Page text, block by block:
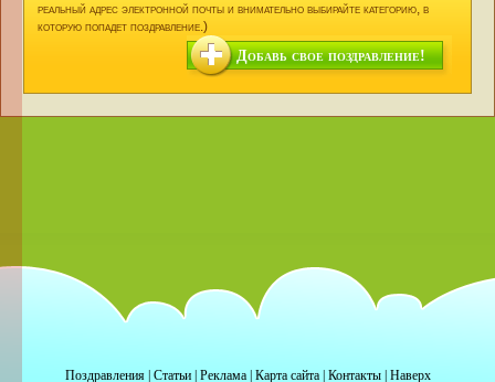
реальный адрес электронной почты и внимательно выбирайте категорию, в
которую попадет поздравление.)
Добавь свое поздравление!
Поздравления| Статьи| Реклама| Карта сайта| Контакты| Наверх